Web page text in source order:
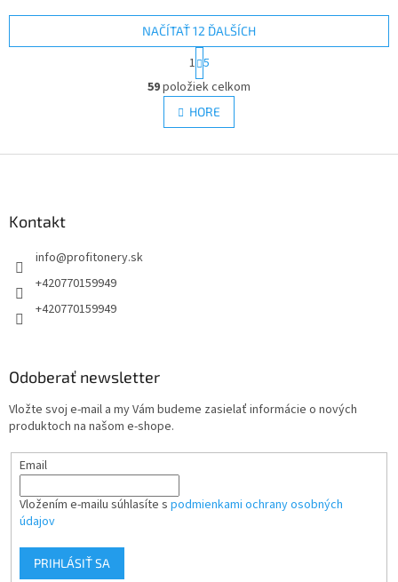
O
v
l
á
NAČÍTAŤ 12 ĎALŠÍCH
S
t
r
á
n
k
v
1 5
59položiek celkom
HORE
Kontakt
info@profitonery.sk
+420770159949
+420770159949
Odoberať newsletter
Vložte svoj e-mail a my Vám budeme zasielať informácie o nových
produktoch na našom e-shope.
Email
Vložením e-mailu súhlasíte s podmienkami ochrany osobných
údajov
PRIHLÁSIŤ SA